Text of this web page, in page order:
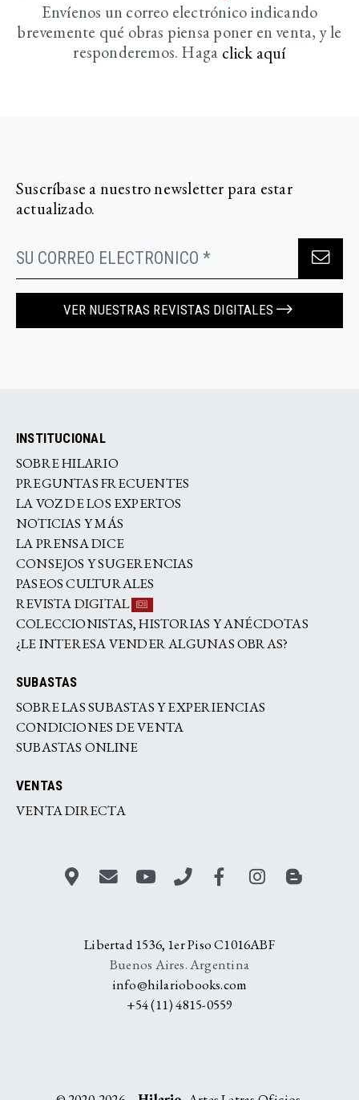
Envíenos un correo electrónico indicando
brevemente qué obras piensa poner en venta, y le
responderemos. Haga click aquí­
Suscríbase a nuestro newsletter para estar
actualizado.
VER NUESTRAS REVISTAS DIGITALES
INSTITUCIONAL
SOBRE HILARIO
PREGUNTAS FRECUENTES
LA VOZ DE LOS EXPERTOS
NOTICIAS Y MÁS
LA PRENSA DICE
CONSEJOS Y SUGERENCIAS
PASEOS CULTURALES
REVISTA DIGITAL
COLECCIONISTAS, HISTORIAS Y ANÉCDOTAS
¿LE INTERESA VENDER ALGUNAS OBRAS?
SUBASTAS
SOBRE LAS SUBASTAS Y EXPERIENCIAS
CONDICIONES DE VENTA
SUBASTAS ONLINE
VENTAS
VENTA DIRECTA
Libertad 1536, 1er Piso C1016ABF
Buenos Aires. Argentina
info@hilariobooks.com
+54 (11) 4815-0559